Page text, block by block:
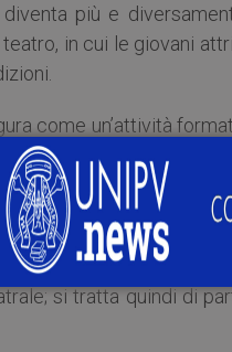
più e
in cui le giovani
come un’attività
integrativa di lingua. Il
le loro
con diversi livelli di
si tratta quindi di